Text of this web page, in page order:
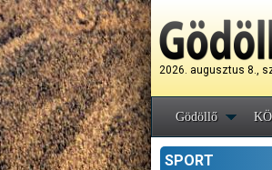
2026. augusztus 8.,
Gödöllő
SPORT